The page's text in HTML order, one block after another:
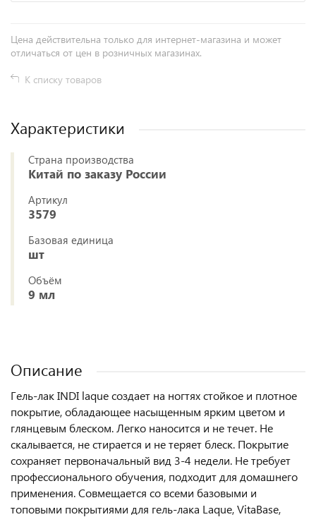
Цена действительна только для интернет-магазина и может
отличаться от цен в розничных магазинах.
К списку товаров
Характеристики
Страна производства
Китай по заказу России
Артикул
3579
Базовая единица
шт
Объём
9 мл
Описание
Гель-лак INDI laque создает на ногтях стойкое и плотное
покрытие, обладающее насыщенным ярким цветом и
глянцевым блеском. Легко наносится и не течет. Не
скалывается, не стирается и не теряет блеск. Покрытие
сохраняет первоначальный вид 3-4 недели. Не требует
профессионального обучения, подходит для домашнего
применения. Совмещается со всеми базовыми и
топовыми покрытиями для гель-лака Laque, VitaBase,